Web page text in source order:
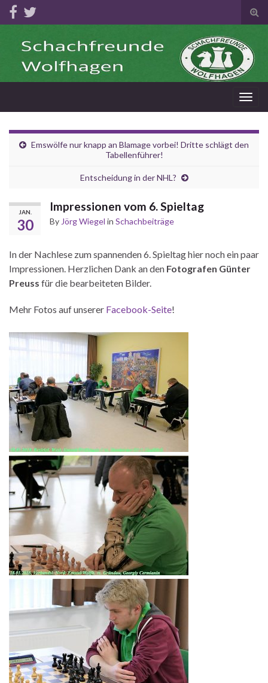
Emswölfe nur knapp an Blamage vorbei! Dritte schlägt den
Tabellenführer!
Entscheidung in der NHL?
JAN.
30
Impressionen vom 6. Spieltag
By Jörg Wiegel in Schachbeiträge
In der Nachlese zum spannenden 6. Spieltag hier noch ein paar
Impressionen. Herzlichen Dank an den Fotografen Günter
Preuss für die bearbeiteten Bilder.
Mehr Fotos auf unserer Facebook-Seite!